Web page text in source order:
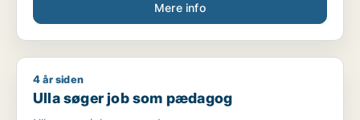
Mere info
Ulla søger job som pædagog
4 år siden
Ulla søger job som pædagog